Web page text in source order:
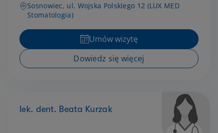
Sosnowiec, ul. Wojska Polskiego 12 (LUX MED
Stomatologia)
Umów wizytę
Dowiedz się więcej
lek. dent. Beata Kurzak